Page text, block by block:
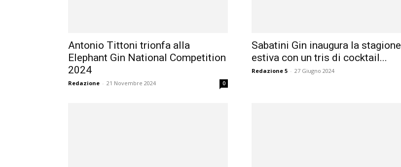
Antonio Tittoni trionfa alla
Elephant Gin National Competition
2024
Redazione - 21 Novembre 2024 0
Sabatini Gin inaugura la stagione
estiva con un tris di cocktail...
Redazione 5 - 27 Giugno 2024